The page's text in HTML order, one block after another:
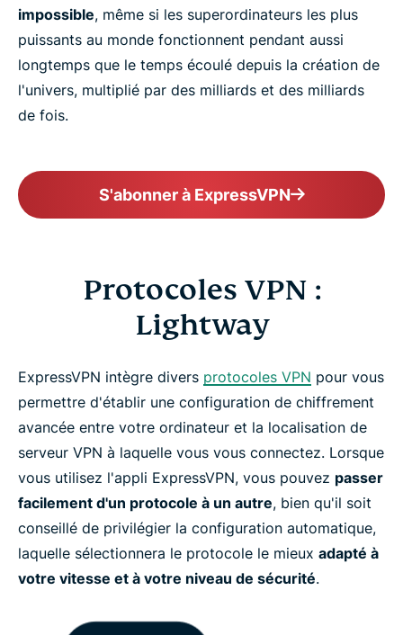
impossible, même si les superordinateurs les plus
puissants au monde fonctionnent pendant aussi
longtemps que le temps écoulé depuis la création de
l'univers, multiplié par des milliards et des milliards
de fois.
S'abonner à ExpressVPN
Protocoles VPN :
Lightway
ExpressVPN intègre divers protocoles VPN pour vous
permettre d'établir une configuration de chiffrement
avancée entre votre ordinateur et la localisation de
serveur VPN à laquelle vous vous connectez. Lorsque
vous utilisez l'appli ExpressVPN, vous pouvez passer
facilement d'un protocole à un autre, bien qu'il soit
conseillé de privilégier la configuration automatique,
laquelle sélectionnera le protocole le mieux adapté à
votre vitesse et à votre niveau de sécurité.